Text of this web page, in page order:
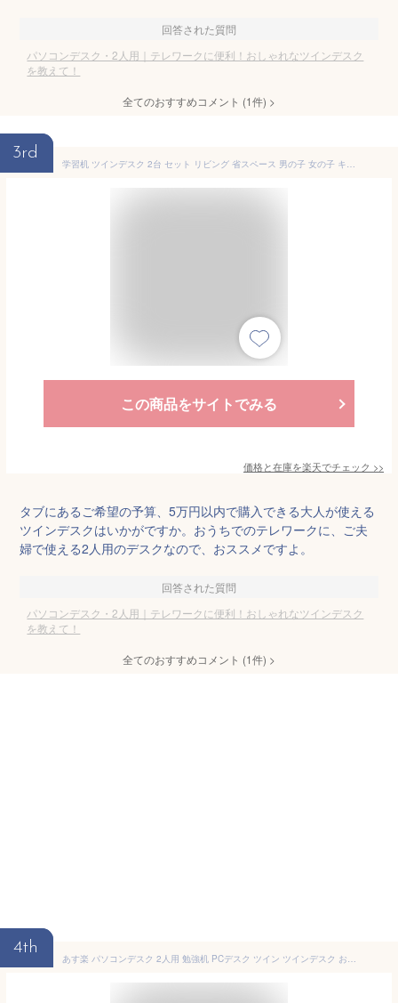
回答された質問
パソコンデスク・2人用｜テレワークに便利！おしゃれなツインデスク
を教えて！
全てのおすすめコメント (1件) >
3rd
学習机 ツインデスク 2台 セット リビング 省スペース 男の子 女の子 キッズ 勉強机 大人 子ども 2人用 小学生 収納ラック PCデスク コンパクト ランドセル ホワイトオーク 白 （チェア別売り）
この商品をサイトでみる
価格と在庫を楽天でチェック >>
タブにあるご希望の予算、5万円以内で購入できる大人が使える
ツインデスクはいかがですか。おうちでのテレワークに、ご夫
婦で使える2人用のデスクなので、おススメですよ。
回答された質問
パソコンデスク・2人用｜テレワークに便利！おしゃれなツインデスク
を教えて！
全てのおすすめコメント (1件) >
4th
あす楽 パソコンデスク 2人用 勉強机 PCデスク ツイン ツインデスク おしゃれ 安い 北欧 シンプル オフィスデスク 大人 子供 兄弟 本棚 収納 ラック